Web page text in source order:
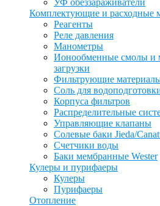
Комплектующие и расходные
Реагенты
Реле давления
Манометры
Ионообменные смолы и
загрузки
Фильтрующие
Соль для
Корпуса фильтров
Распределительные
Управляющие клапаны
Солевые баки Jieda/
Счетчики воды
Баки мембранные Wester
Кулеры и пурифаеры
Кулеры
Пурифаеры
Отопление